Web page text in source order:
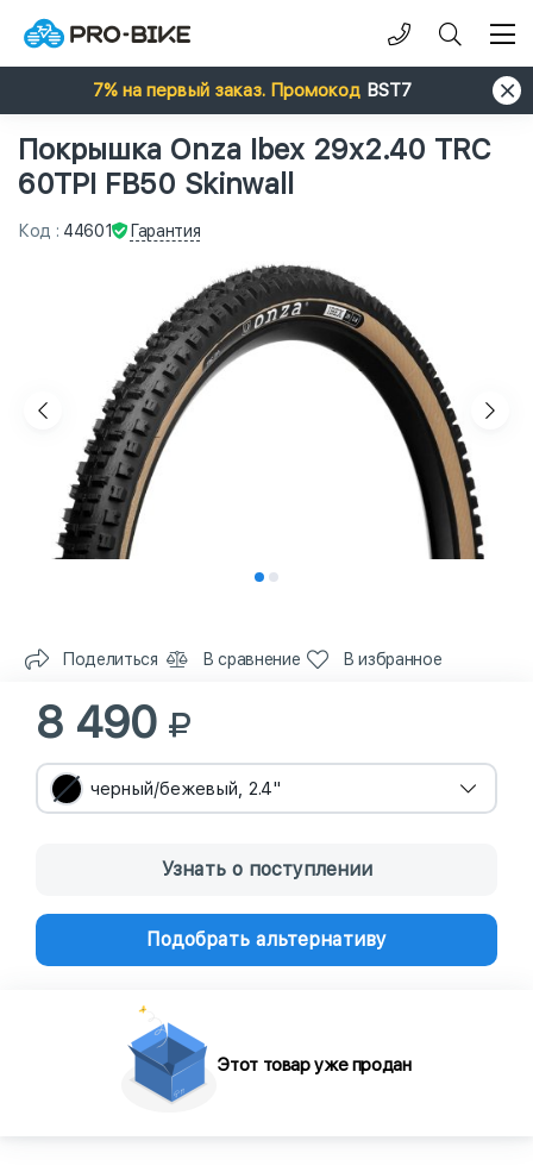
7% на первый заказ. Промокод BST7
Покрышка Onza Ibex 29x2.40 TRC
60TPI FB50 Skinwall
Код : 44601 Гарантия
Поделиться В сравнение В избранное
8 490
черный/бежевый, 2.4"
Узнать о поступлении
Подобрать альтернативу
Этот товар уже продан